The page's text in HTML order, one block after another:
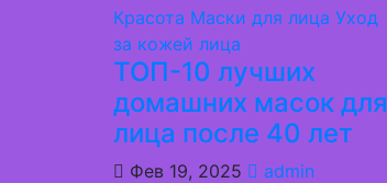
Красота Маски для лица Уход
за кожей лица
ТОП-10 лучших
домашних масок для
лица после 40 лет
Фев 19, 2025 admin